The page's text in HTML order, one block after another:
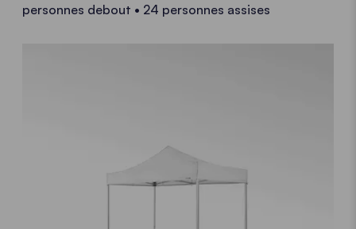
personnes debout • 24 personnes assises